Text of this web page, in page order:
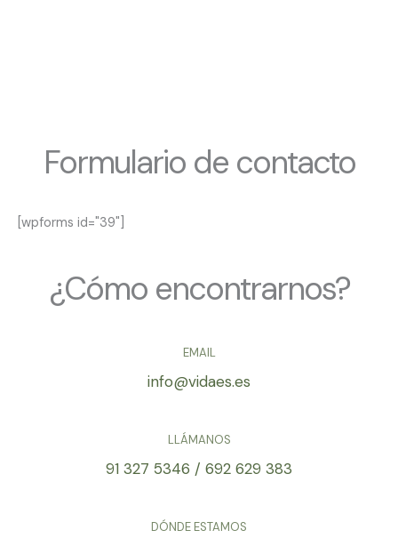
¿Cómo encontrarnos?
EMAIL
info@vidaes.es
LLÁMANOS
91 327 5346 / 692 629 383
DÓNDE ESTAMOS
Formulario de contacto
[wpforms id="39"]